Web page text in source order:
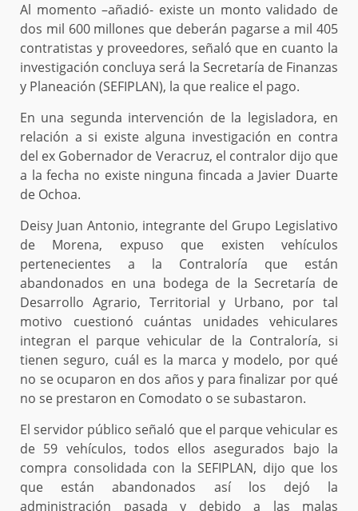
Al momento –añadió- existe un monto validado de
dos mil 600 millones que deberán pagarse a mil 405
contratistas y proveedores, señaló que en cuanto la
investigación concluya será la Secretaría de Finanzas
y Planeación (SEFIPLAN), la que realice el pago.
En una segunda intervención de la legisladora, en
relación a si existe alguna investigación en contra
del ex Gobernador de Veracruz, el contralor dijo que
a la fecha no existe ninguna fincada a Javier Duarte
de Ochoa.
Deisy Juan Antonio, integrante del Grupo Legislativo
de Morena, expuso que existen vehículos
pertenecientes a la Contraloría que están
abandonados en una bodega de la Secretaría de
Desarrollo Agrario, Territorial y Urbano, por tal
motivo cuestionó cuántas unidades vehiculares
integran el parque vehicular de la Contraloría, si
tienen seguro, cuál es la marca y modelo, por qué
no se ocuparon en dos años y para finalizar por qué
no se prestaron en Comodato o se subastaron.
El servidor público señaló que el parque vehicular es
de 59 vehículos, todos ellos asegurados bajo la
compra consolidada con la SEFIPLAN, dijo que los
que están abandonados así los dejó la
administración pasada y debido a las malas